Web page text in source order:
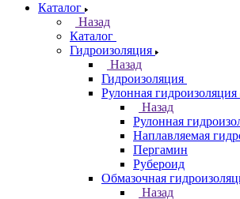
Каталог
Назад
Каталог
Гидроизоляция
Назад
Гидроизоляция
Рулонная гидроизоляция
Назад
Рулонная
Наплавляемая
Пергамин
Рубероид
Обмазочная
Назад